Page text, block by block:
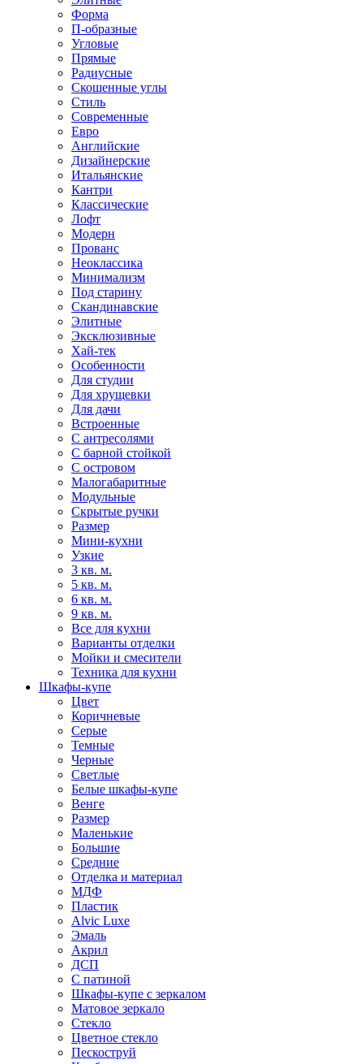
Форма
П-образные
Угловые
Прямые
Радиусные
Скошенные углы
Стиль
Современные
Евро
Английские
Дизайнерские
Итальянские
Кантри
Классические
Лофт
Модерн
Прованс
Неоклассика
Минимализм
Под старину
Скандинавские
Элитные
Эксклюзивные
Хай-тек
Особенности
Для студии
Для хрущевки
Для дачи
Встроенные
С антресолями
С барной стойкой
С островом
Малогабаритные
Модульные
Скрытые ручки
Размер
Мини-кухни
Узкие
3 кв. м.
5 кв. м.
6 кв. м.
9 кв. м.
Все для кухни
Варианты отделки
Мойки и смесители
Техника для кухни
Шкафы-купе
Цвет
Коричневые
Серые
Темные
Черные
Светлые
Белые шкафы-купе
Венге
Размер
Маленькие
Большие
Средние
Отделка и материал
МДФ
Пластик
Alvic Luxe
Эмаль
Акрил
ДСП
С патиной
Шкафы-купе с зеркалом
Матовое зеркало
Стекло
Цветное стекло
Пескоструй